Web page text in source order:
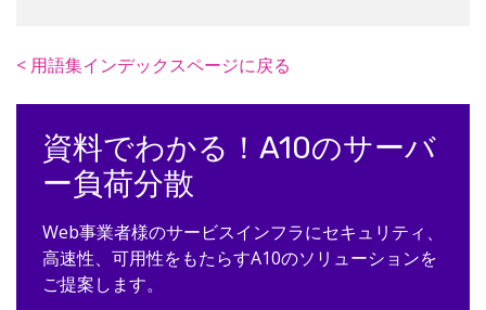
< 用語集インデックスページに戻る
資料でわかる！A10のサーバ
ー負荷分散
Web事業者様のサービスインフラにセキュリティ、
高速性、可用性をもたらすA10のソリューションを
ご提案します。